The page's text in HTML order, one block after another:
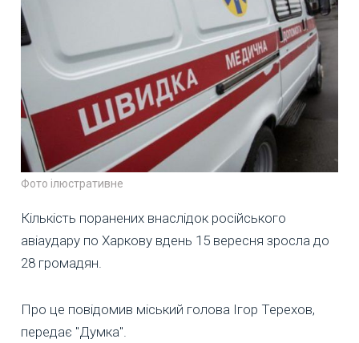
Фото ілюстративне
Кількість поранених внаслідок російського
авіаудару по Харкову вдень 15 вересня зросла до
28 громадян.
Про це повідомив міський голова Ігор Терехов,
передає "Думка".